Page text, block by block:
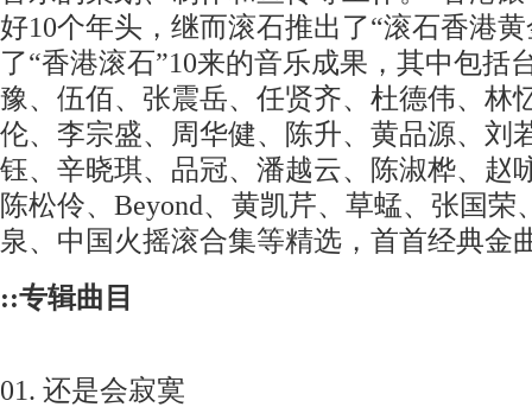
好10个年头，继而滚石推出了“滚石香港
了“香港滚石”10来的音乐成果，其中包括
豫、伍佰、张震岳、任贤齐、杜德伟、林
伦、李宗盛、周华健、陈升、黄品源、刘
钰、辛晓琪、品冠、潘越云、陈淑桦、赵
陈松伶、Beyond、黄凯芹、草蜢、张国
泉、中国火摇滚合集等精选，首首经典金
::专辑曲目
01. 还是会寂寞